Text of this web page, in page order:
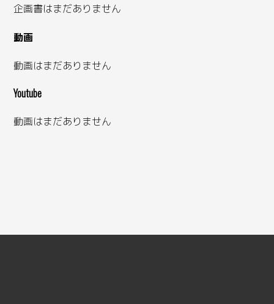
企画書はまだありません
動画
動画はまだありません
Youtube
動画はまだありません